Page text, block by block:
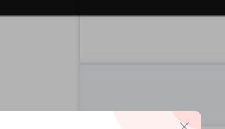
聲明
們。
址。
退款兌現。